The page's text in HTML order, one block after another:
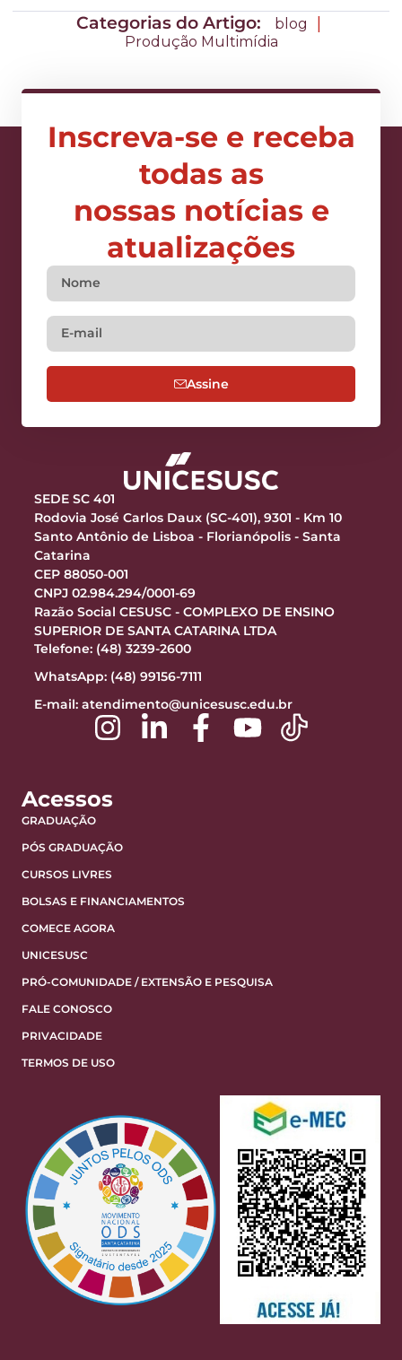
Categorias do Artigo: blog |
Produção Multimídia
Inscreva-se e receba
todas as
nossas notícias e
atualizações
Assine
SEDE SC 401
Rodovia José Carlos Daux (SC-401), 9301 - Km 10
Santo Antônio de Lisboa - Florianópolis - Santa
Catarina
CEP 88050-001
CNPJ 02.984.294/0001-69
Razão Social CESUSC - COMPLEXO DE ENSINO
SUPERIOR DE SANTA CATARINA LTDA
Telefone: (48) 3239-2600
WhatsApp: (48) 99156-7111
E-mail: atendimento@unicesusc.edu.br
Acessos
GRADUAÇÃO
PÓS GRADUAÇÃO
CURSOS LIVRES
BOLSAS E FINANCIAMENTOS
COMECE AGORA
UNICESUSC
PRÓ-COMUNIDADE / EXTENSÃO E PESQUISA
FALE CONOSCO
PRIVACIDADE
TERMOS DE USO